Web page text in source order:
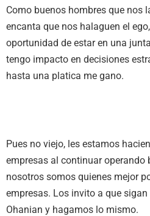
Como buenos hombres que nos
encanta que nos halaguen el
oportunidad de estar en una
tengo impacto en decisiones
hasta una platica me gano.
Pues no viejo, les estamos
empresas al continuar operando
nosotros somos quienes mejor
empresas. Los invito a que
Ohanian y hagamos lo mismo.